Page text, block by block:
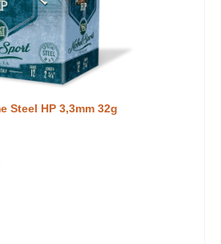
Steel HP 3,3mm 32g